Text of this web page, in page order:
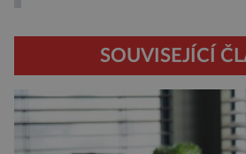
SOUVISEJÍCÍ